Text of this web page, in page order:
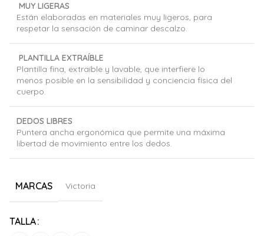
MUY LIGERAS
Están elaboradas en materiales muy ligeros, para
respetar la sensación de caminar descalzo.
PLANTILLA EXTRAÍBLE
Plantilla fina, extraíble y lavable, que interfiere lo
menos posible en la sensibilidad y conciencia física del
cuerpo.
DEDOS LIBRES
Puntera ancha ergonómica que permite una máxima
libertad de movimiento entre los dedos.
MARCAS Victoria
TALLA
Alternative: